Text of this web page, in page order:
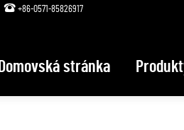
+86-0571-85826917
Domovská stránka